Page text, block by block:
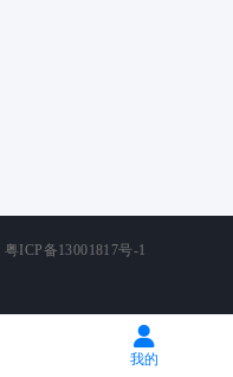
我的
粤ICP备13001817号-1